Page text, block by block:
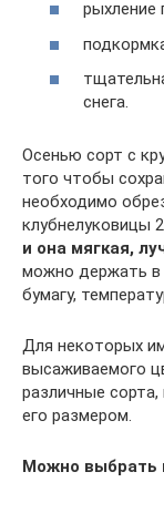
рыхление
снега.
Осенью сорт с
того чтобы
необходимо
клубнелуковицы
и она мягкая,
можно держать в
бумагу,
Для некоторых
высаживаемого
различные
его размером.
Можно выбрать